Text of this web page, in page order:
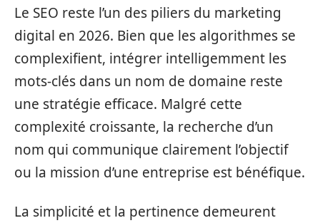
Le SEO reste l’un des piliers du marketing
digital en 2026. Bien que les algorithmes se
complexifient, intégrer intelligemment les
mots-clés dans un nom de domaine reste
une stratégie efficace. Malgré cette
complexité croissante, la recherche d’un
nom qui communique clairement l’objectif
ou la mission d’une entreprise est bénéfique.
La simplicité et la pertinence demeurent